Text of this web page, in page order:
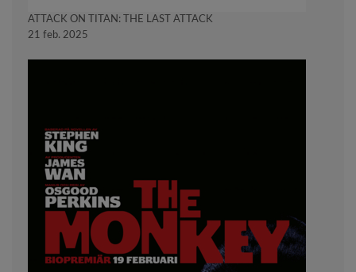
ATTACK ON TITAN: THE LAST ATTACK
21 feb. 2025